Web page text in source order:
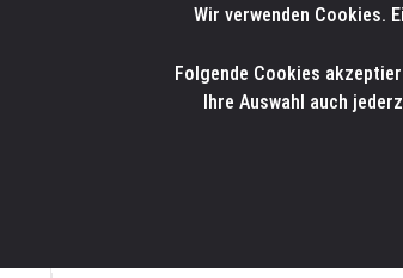
Wir verwenden Cookies.
Folgende Cookies
Ihre Auswahl auch